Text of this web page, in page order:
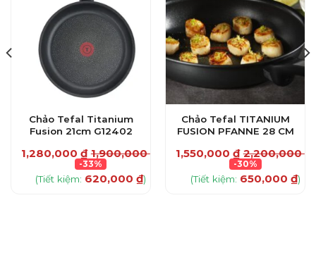
Chảo Tefal Titanium
Fusion 21cm G12402
1,280,000 ₫ 1,900,000₫
-33%
(Tiết kiệm: 620,000₫)
Chảo Tefal TITANIUM
FUSION PFANNE 28 CM
1,550,000 ₫ 2,200,000₫
-30%
(Tiết kiệm: 650,000 ₫)